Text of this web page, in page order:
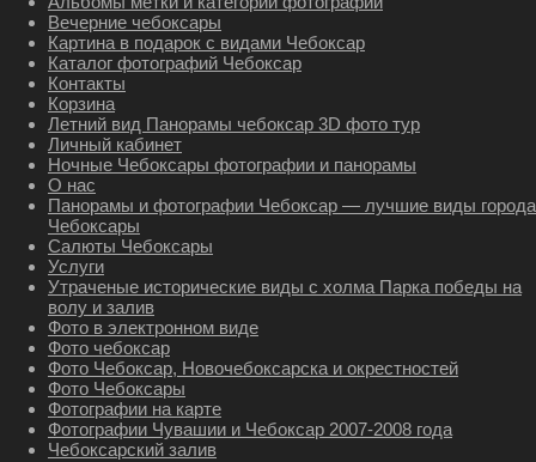
Вечерние чебоксары
Картина в подарок с видами Чебоксар
Каталог фотографий Чебоксар
Контакты
Корзина
Летний вид Панорамы чебоксар 3D фото тур
Личный кабинет
Ночные Чебоксары фотографии и панорамы
О нас
Панорамы и фотографии Чебоксар — лучшие виды города
Чебоксары
Салюты Чебоксары
Услуги
Утраченые исторические виды с холма Парка победы на
волу и залив
Фото в электронном виде
Фото чебоксар
Фото Чебоксар, Новочебоксарска и окрестностей
Фото Чебоксары
Фотографии на карте
Фотографии Чувашии и Чебоксар 2007-2008 года
Чебоксарский залив